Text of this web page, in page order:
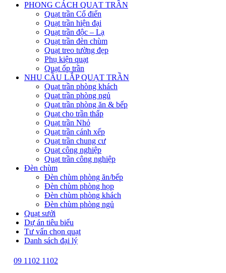
PHONG CÁCH QUẠT TRẦN
Quạt trần Cổ điển
Quạt trần hiện đại
Quạt trần độc – Lạ
Quạt trần đèn chùm
Quạt treo tường đẹp
Phụ kiện quạt
Quạt ốp trần
NHU CẦU LẮP QUẠT TRẦN
Quạt trần phòng khách
Quạt trần phòng ngủ
Quạt trần phòng ăn & bếp
Quạt cho trần thấp
Quạt trần Nhỏ
Quạt trần cánh xếp
Quạt trần chung cư
Quạt công nghiệp
Quạt trần công nghiệp
Đèn chùm
Đèn chùm phòng ăn/bếp
Đèn chùm phòng họp
Đèn chùm phòng khách
Đèn chùm phòng ngủ
Quạt sưởi
Dự án tiêu biểu
Tư vấn chọn quạt
Danh sách đại lý
09 1102 1102